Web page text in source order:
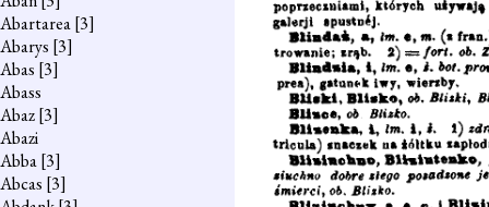
Abartarea[3]
Abarys [3]
Abas [3]
Abass
Abaz[3]
Abazi
Abba[3]
Abcas [3]